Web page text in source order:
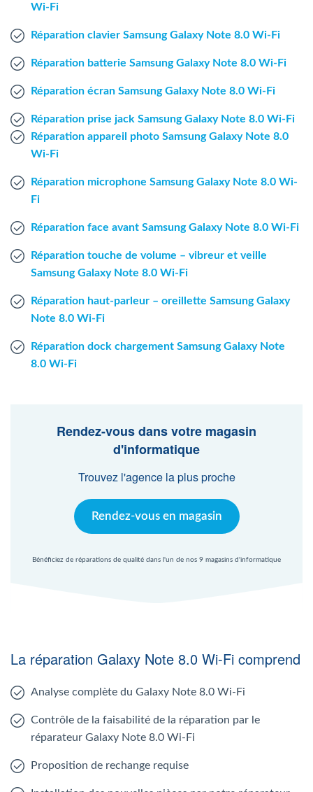
Wi-Fi
Réparation clavier Samsung Galaxy Note 8.0 Wi-Fi
Réparation batterie Samsung Galaxy Note 8.0 Wi-Fi
Réparation écran Samsung Galaxy Note 8.0 Wi-Fi
Réparation prise jack Samsung Galaxy Note 8.0 Wi-Fi
Réparation appareil photo Samsung Galaxy Note 8.0
Wi-Fi
Réparation microphone Samsung Galaxy Note 8.0 Wi-
Fi
Réparation face avant Samsung Galaxy Note 8.0 Wi-Fi
Réparation touche de volume – vibreur et veille
Samsung Galaxy Note 8.0 Wi-Fi
Réparation haut-parleur – oreillette Samsung Galaxy
Note 8.0 Wi-Fi
Réparation dock chargement Samsung Galaxy Note
8.0 Wi-Fi
Rendez-vous dans votre magasin
d'informatique
Trouvez l'agence la plus proche
Rendez-vous en magasin
Bénéficiez de réparations de qualité dans l'un de nos 9 magasins d'informatique
La réparation Galaxy Note 8.0 Wi-Fi comprend
Analyse complète du Galaxy Note 8.0 Wi-Fi
Contrôle de la faisabilité de la réparation par le
réparateur Galaxy Note 8.0 Wi-Fi
Proposition de rechange requise